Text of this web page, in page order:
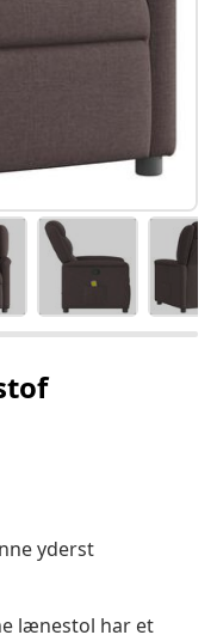
yderst
lænestol har et